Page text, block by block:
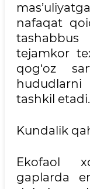
nafaqat
tejamkor
qog‘oz
hududlarni
tashkil etadi.
Kundalik
Ekofaol
gaplarda